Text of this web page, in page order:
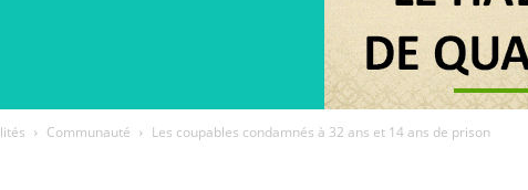
Communauté Les coupables condamnés à 32 ans et 14 ans de prison